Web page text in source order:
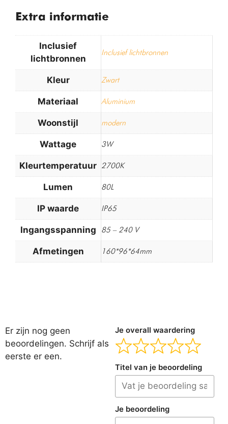
Extra informatie
Inclusief
lichtbronnen
Inclusief lichtbronnen
Kleur Zwart
Materiaal Aluminium
Woonstijl modern
Wattage 3W
Kleurtemperatuur 2700K
Lumen 80L
IP waarde IP65
Ingangsspanning 85 – 240 V
Afmetingen 160*96*64mm
Er zijn nog geen
beoordelingen. Schrijf als
eerste er een.
Je overall waardering
Titel van je beoordeling
Je beoordeling